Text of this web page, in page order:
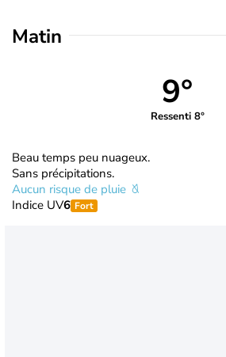
Matin
9°
Ressenti 8°
Beau temps peu nuageux.
Sans précipitations.
Aucun risque de pluie
Indice UV6 Fort